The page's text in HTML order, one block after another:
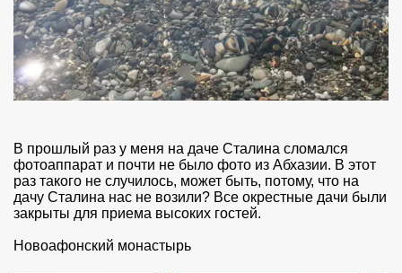
В прошлый раз у меня на даче Сталина сломался
фотоаппарат и почти не было фото из Абхазии. В этот
раз такого не случилось, может быть, потому, что на
дачу Сталина нас не возили? Все окрестные дачи были
закрыты для приема высоких гостей.
Новоафонский монастырь